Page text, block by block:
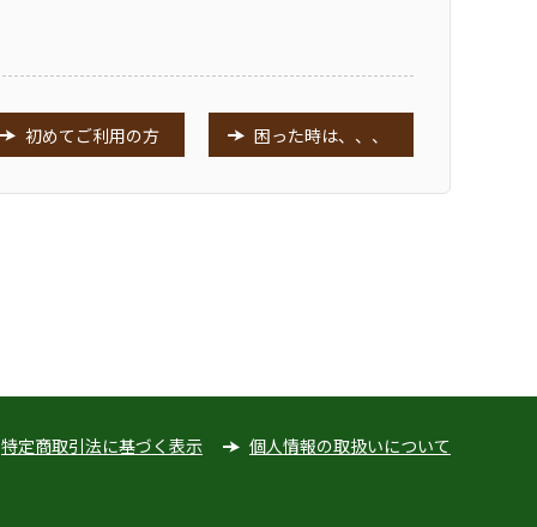
初めてご利用の方 困った時は、、、
特定商取引法に基づく表示 個人情報の取扱いについて